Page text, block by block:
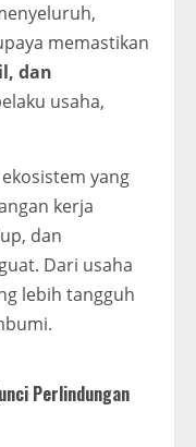
memastikan
dan
usaha,
yang
kerja
dan
Dari usaha
lebih tangguh
Perlindungan